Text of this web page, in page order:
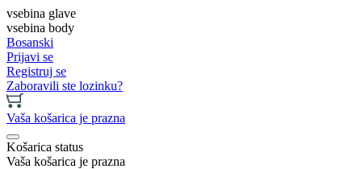
vsebina glave
vsebina body
Bosanski
Prijavi se
Registruj se
Zaboravili ste lozinku?
Vaša košarica je prazna
Košarica status
Vaša košarica je prazna